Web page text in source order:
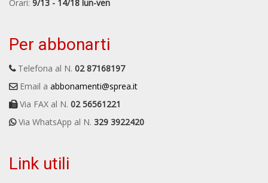
Orari: 9/13 - 14/18 lun-ven
Per abbonarti
Telefona al N. 02 87168197
Email a abbonamenti@sprea.it
Via FAX al N. 02 56561221
Via WhatsApp al N. 329 3922420
Link utili